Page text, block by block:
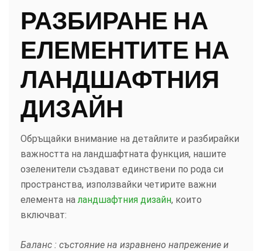
РАЗБИРАНЕ НА
ЕЛЕМЕНТИТЕ НА
ЛАНДШАФТНИЯ
ДИЗАЙН
Обръщайки внимание на детайлите и разбирайки
важността на ландшафтната функция, нашите
озеленители създават единствени по рода си
пространства, използвайки четирите важни
елемента на ландшафтния дизайн, които
включват:
Баланс : състояние на изравнено напрежение и